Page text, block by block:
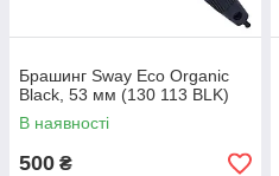
Брашинг Sway Eco Organic
Black, 53 мм (130 113 BLK)
В наявності
500 ₴